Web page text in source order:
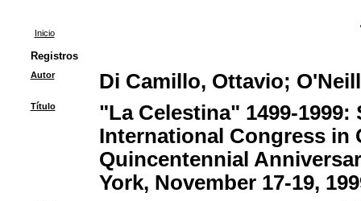
Inicio
Registros
Autor Di Camillo, Ottavio;
Título
"La Celestina" 1499-
International Congress in
Quincentennial
York, November 17-19,